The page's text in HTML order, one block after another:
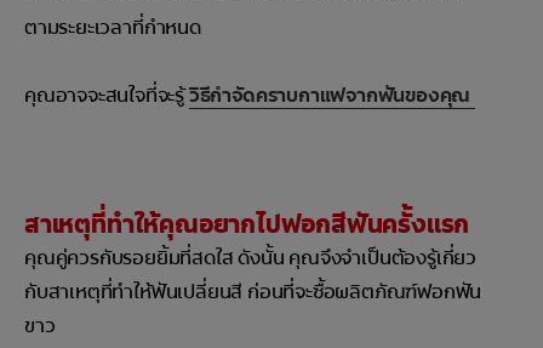
ตามระยะเวลาที่กำหนด
คุณอาจจะสนใจที่จะรู้วิธีกำจัดคราบกาแฟจากฟันของคุณ
สาเหตุที่ทำให้คุณอยากไปฟอกสีฟันครั้งแรก
คุณคู่ควรกับรอยยิ้มที่สดใส ดังนั้น คุณจึงจำเป็นต้องรู้เกี่ยว
กับสาเหตุที่ทำให้ฟันเปลี่ยนสี ก่อนที่จะซื้อผลิตภัณฑ์ฟอกฟัน
ขาว